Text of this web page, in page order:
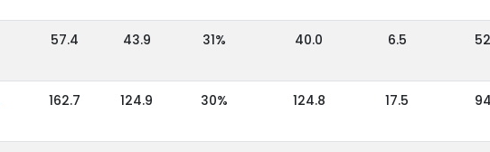
57.4 43.9 31% 40.0 6.5 52
162.7 124.9 30% 124.8 17.5